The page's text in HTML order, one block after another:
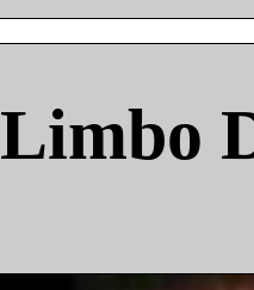
Limbo